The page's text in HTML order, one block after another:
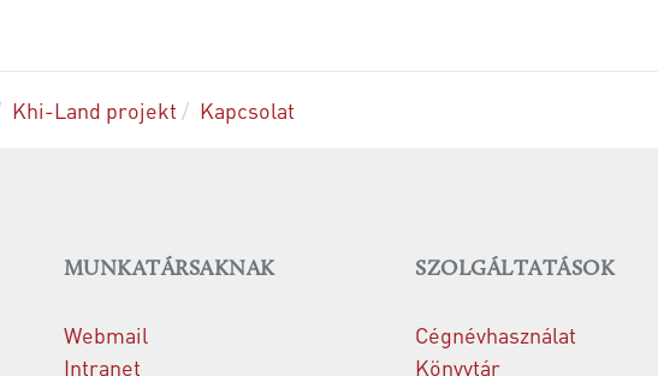
Khi-Land projekt Kapcsolat
MUNKATÁRSAKNAK
Webmail
Intranet
SZOLGÁLTATÁSOK
Cégnévhasználat
Könyvtár